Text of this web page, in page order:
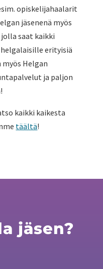
opiskelijahaalarit
jäsenenä myös
saat kaikki
erityisiä
myös Helgan
ja paljon
kaikki kaikesta
täältä!
jäsen?